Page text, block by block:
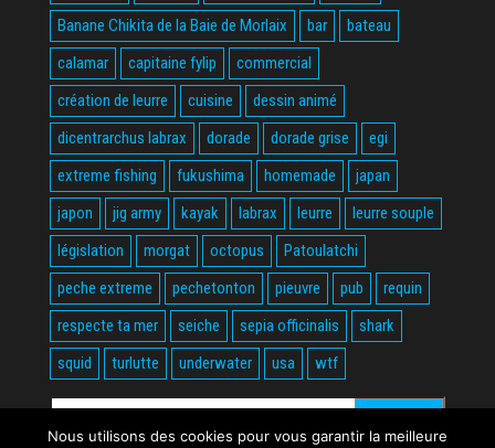
Banane Chikita de la Baie de Morlaix
bar
bateau
calamar
capitaine fylip
commercial
création de leurre
cuisine
dessin animé
dicentrarchus labrax
dorade dorade grise
egi
extreme fishing
fukushima homemade
japan
japon
jig army kayak labrax leurre
leurre souple
législation
morgat octopus
Patoulatchi
peche extreme
pechetonton pieuvre pub
requin
respecte ta mer
seiche sepia officinalis
shark
squid
turlutte underwater usa wtf
Rechercher :
Nous utilisons des cookies pour vous garantir la meilleure